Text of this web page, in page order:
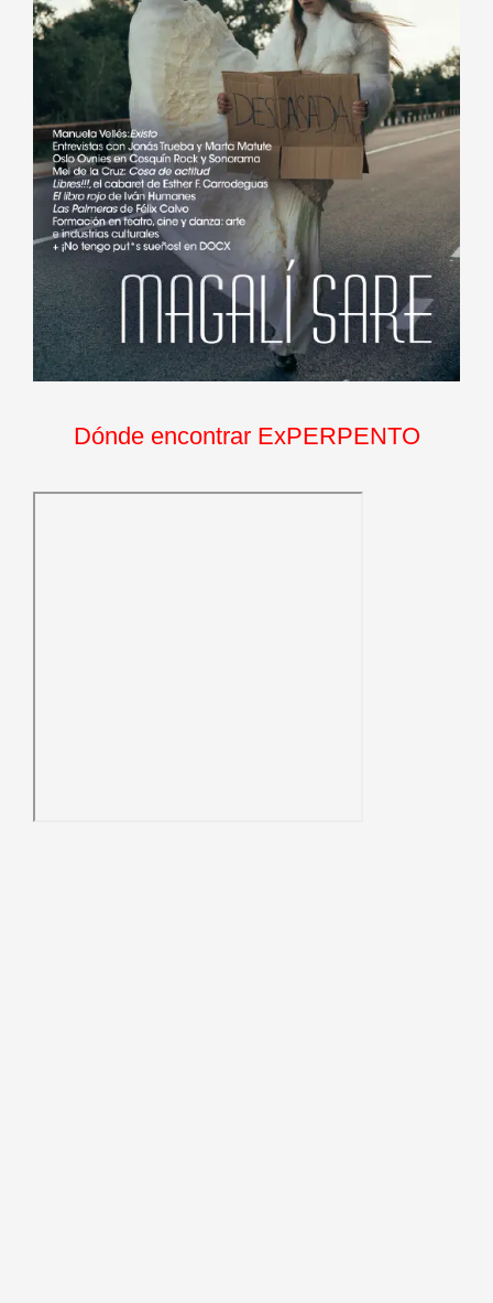
Dónde encontrar ExPERPENTO